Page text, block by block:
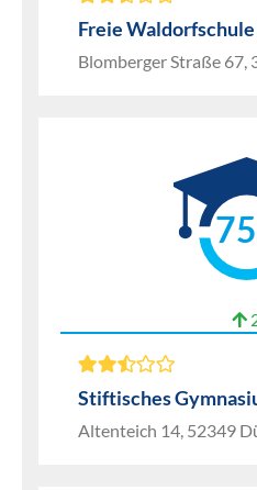
Freie
Blomberger Straße 67,
Stiftisches
Altenteich 14, 52349